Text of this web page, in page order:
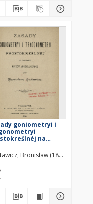
goniometryi i
na
Bronisław (1852–1916)